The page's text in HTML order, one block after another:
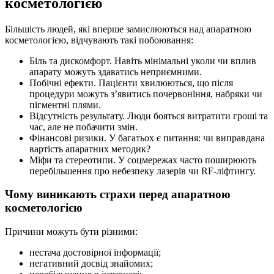
Більшість людей, які вперше замислюються над апаратною
косметологією, відчувають такі побоювання:
Біль та дискомфорт. Навіть мінімальні уколи чи вплив
апарату можуть здаватись неприємними.
Побічні ефекти. Пацієнти хвилюються, що після
процедури можуть з’явитись почервоніння, набряки чи
пігментні плями.
Відсутність результату. Люди бояться витратити гроші та
час, але не побачити змін.
Фінансові ризики. У багатьох є питання: чи виправдана
вартість апаратних методик?
Міфи та стереотипи. У соцмережах часто поширюють
перебільшення про небезпеку лазерів чи RF-ліфтингу.
Чому виникають страхи перед апаратною
косметологією
Причини можуть бути різними:
нестача достовірної інформації;
негативний досвід знайомих;